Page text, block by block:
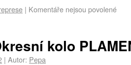
| Komentáře nejsou povolené
kolo
| Autor: Pepa